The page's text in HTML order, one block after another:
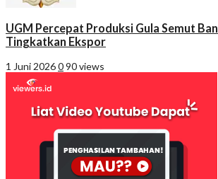
UGM Percepat Produksi Gula Semut
Tingkatkan Ekspor
1 Juni 2026090 views